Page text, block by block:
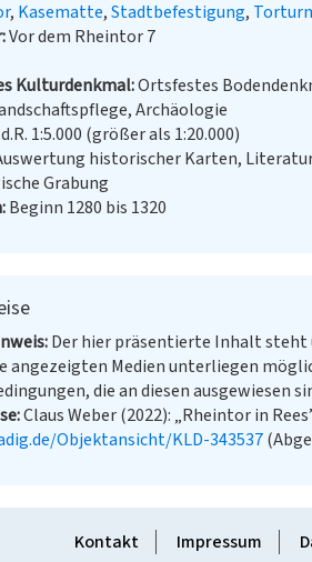
Kasematte Stadtbefestigung
Vor dem Rheintor 7
Kulturdenkmal Ortsfestes
Archäologie
1:5.000 (größer als 1:20.000)
historischer Karten,
Grabung
Beginn 1280 bis 1320
Der hier präsentierte Inhalt steht
angezeigten Medien unterliegen
die an diesen ausgewiesen
Claus Weber (2022): „Rheintor in
Objektansicht/KLD-343537
Kontakt Impressum